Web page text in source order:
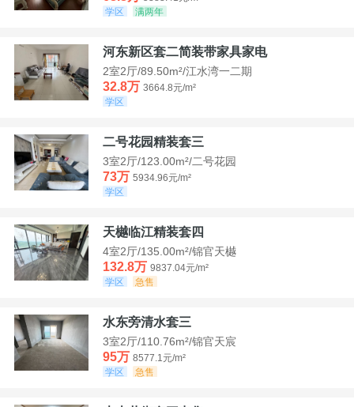
学区
满两年
河东新区套二简装带家具家电
2室2厅/89.50m²/江水湾一二期
32.8万 3664.8元/m²
学区
二号花园精装套三
3室2厅/123.00m²/二号花园
73万 5934.96元/m²
学区
天樾临江精装套四
4室2厅/135.00m²/锦官天樾
132.8万 9837.04元/m²
学区
急售
水东旁清水套三
3室2厅/110.76m²/锦官天宸
95万 8577.1元/m²
学区
急售